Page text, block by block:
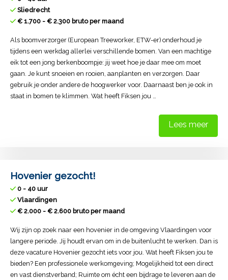
Sliedrecht
€ 1.700 - € 2.300 bruto per maand
Als boomverzorger (European Treeworker, ETW-er) onderhoud je
tijdens een werkdag allerlei verschillende bomen. Van een machtige
eik tot een jong berkenboompje: jij weet hoe je daar mee om moet
gaan. Je kunt snoeien en rooien, aanplanten en verzorgen. Daar
gebruik je onder andere de hoogwerker voor. Daarnaast ben je ook in
staat in bomen te klimmen. Wat heeft Fiksen jou …
Lees meer
Hovenier gezocht!
0 - 40 uur
Vlaardingen
€ 2.000 - € 2.600 bruto per maand
Wij zijn op zoek naar een hovenier in de omgeving Vlaardingen voor
langere periode. Jij houdt ervan om in de buitenlucht te werken. Dan is
deze vacature Hovenier gezocht iets voor jou. Wat heeft Fiksen jou te
bieden? Een professionele werkomgeving; Mogelijkheid tot een direct
en vast dienstverband; Ruimte om écht een bijdrage te leveren aan de